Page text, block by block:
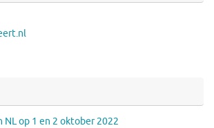
NL op 1 en 2 oktober 2022